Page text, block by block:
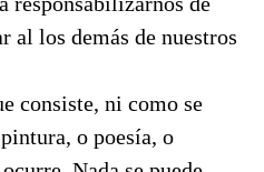
al los demás de nuestros
consiste, ni como se
o poesía, o